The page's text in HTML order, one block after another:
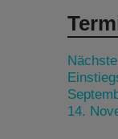
14.